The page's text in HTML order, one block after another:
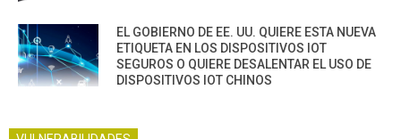
EL GOBIERNO DE EE. UU. QUIERE ESTA NUEVA
ETIQUETA EN LOS DISPOSITIVOS IOT
SEGUROS O QUIERE DESALENTAR EL USO DE
DISPOSITIVOS IOT CHINOS